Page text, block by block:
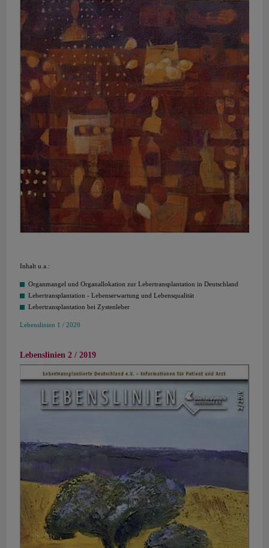
Inhalt u.a.:
Organmangel und Organallokation zur Lebertransplantation in Deutschland
Lebertransplantation - Lebenserwartung und Lebensqualität
Lebertransplantation bei Zystenleber
Lebenslinien 1 / 2020
Lebenslinien 2 / 2019